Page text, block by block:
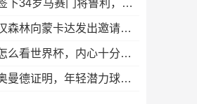
队报：曼城即将签下34岁马赛门将鲁利，转会费350万欧元
迪马济奥：诺丁汉森林向蒙卡达发出邀请，后者可能前往英超发展
卡拉菲奥里：没怎么看世界杯，内心十分难受，我会把情绪化为动力
莱比锡总监：迪奥曼德证明，年轻潜力球员能在我们这得到巨大提升